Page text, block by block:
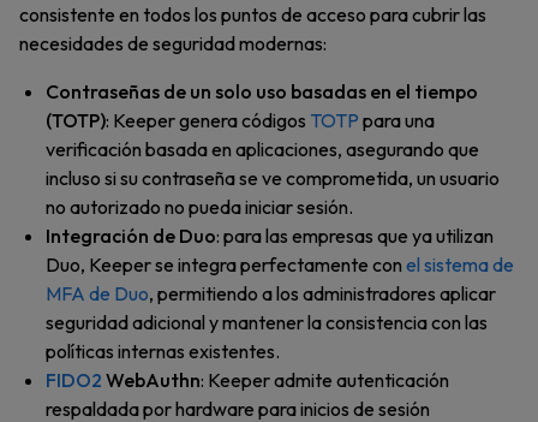
consistente en todos los puntos de acceso para cubrir las
necesidades de seguridad modernas:
Contraseñas de un solo uso basadas en el tiempo
(TOTP): Keeper genera códigos TOTP para una
verificación basada en aplicaciones, asegurando que
incluso si su contraseña se ve comprometida, un usuario
no autorizado no pueda iniciar sesión.
Integración de Duo: para las empresas que ya utilizan
Duo, Keeper se integra perfectamente con el sistema de
MFA de Duo, permitiendo a los administradores aplicar
seguridad adicional y mantener la consistencia con las
políticas internas existentes.
FIDO2 WebAuthn: Keeper admite autenticación
respaldada por hardware para inicios de sesión